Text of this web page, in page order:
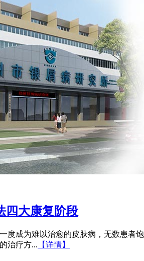
四大康复阶段
度成为难以治愈的皮肤病，无数患者
治疗方... 【详情】